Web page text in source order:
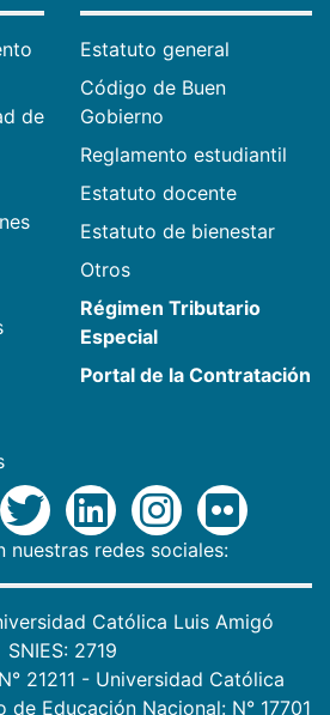
de
Estatuto general
Código de Buen
Gobierno
Reglamento estudiantil
Estatuto docente
Estatuto de bienestar
Otros
Régimen Tributario
Especial
Portal de la Contratación
nuestras redes sociales:
Católica Luis Amigó
SNIES: 2719
21211 - Universidad Católica
de Educación Nacional: N° 17701